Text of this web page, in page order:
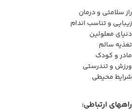
راز سلامتی و درمان
زیبایی و تناسب اندام
دنیای معلولین
تغذیه سالم
مادر و کودک
ورزش و تندرستی
شرایط محیطی
راههای ارتباطی: